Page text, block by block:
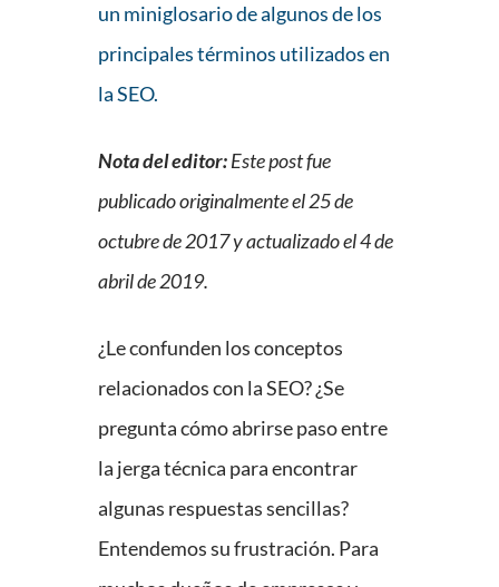
un miniglosario de algunos de los
principales términos utilizados en
la SEO.
Nota del editor:Este post fue
publicado originalmente el 25 de
octubre de 2017 y actualizado el 4 de
abril de 2019.
¿Le confunden los conceptos
relacionados con la SEO? ¿Se
pregunta cómo abrirse paso entre
la jerga técnica para encontrar
algunas respuestas sencillas?
Entendemos su frustración. Para